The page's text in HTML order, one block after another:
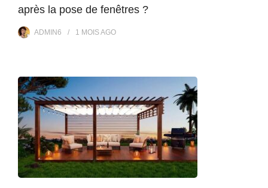
après la pose de fenêtres ?
ADMIN6 1 MOISAGO